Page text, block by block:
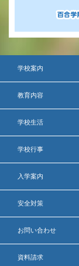
学校案内
教育内容
学校生活
学校行事
入学案内
安全対策
お問い合わせ
資料請求